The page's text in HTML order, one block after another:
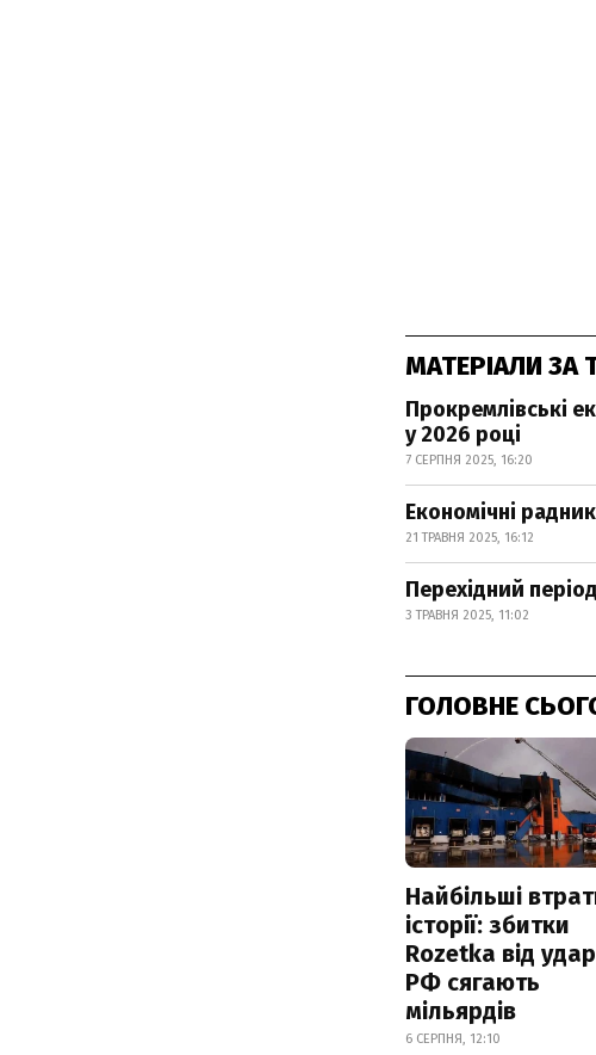
МАТЕРІАЛИ
Прокремлівські
у 2026 році
7 СЕРПНЯ 2025, 16:20
Економічні
21 ТРАВНЯ 2025, 16:12
Перехідний
3 ТРАВНЯ 2025, 11:02
ГОЛОВНЕ
Найбільші
історії: збитки
Rozetka від
РФ сягають
мільярдів
6 СЕРПНЯ, 12:10